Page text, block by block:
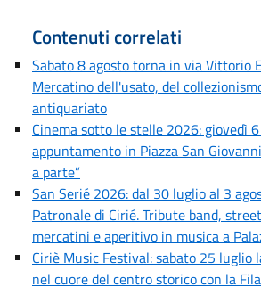
Contenuti correlati
Sabato 8 agosto torna in via Vittorio
Mercatino dell'usato, del
antiquariato
Cinema sotto le stelle 2026: giovedì
appuntamento in Piazza San
a parte”
San Serié 2026: dal 30 luglio al 3
Patronale di Cirié. Tribute band,
mercatini e aperitivo in musica a
Ciriè Music Festival: sabato 25 luglio
nel cuore del centro storico con la